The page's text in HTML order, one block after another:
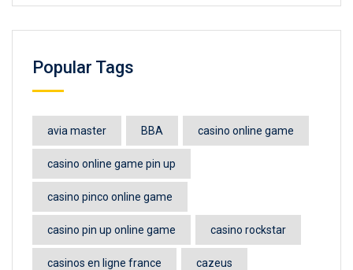
Popular Tags
avia master BBA casino online game
casino online game pin up
casino pinco online game
casino pin up online game casino rockstar
casinos en ligne france cazeus